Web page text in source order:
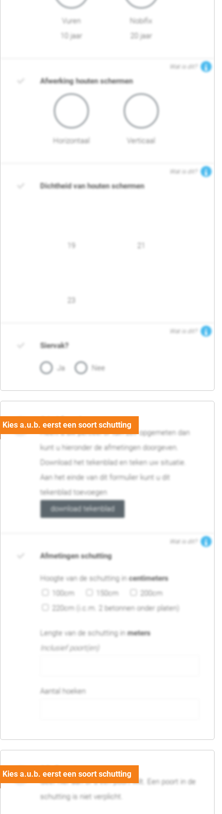
Vuren
10 jaar
Nobifix
20 jaar
Wat is dit?
Afwerking houten schermen
Horizontaal Verticaal
Wat is dit?
Dichtheid van houten schermen
19
Wat is dit?
Siervak?
Ja Nee
04. Afmetingen
Heeft u uw perceel of tuin zelf opgemeten dan
kunt u hieronder de afmetingen doorgeven.
Download het tekenblad en teken uw situatie.
Aan het einde van dit formulier kunt u dit
tekenblad toevoegen
download tekenblad
Wat is dit?
Afmetingen schutting
Hoogte van de schutting incentimeters
100cm
150cm
200cm
220cm (i.c.m. 2 betonnen onder platen)
Lengte van de schutting inmeters
Inclusief poort(en)
Aantal hoeken
05. Poort
Geef hier aan of u een poort wilt. Een poort in de
schutting is niet verplicht.